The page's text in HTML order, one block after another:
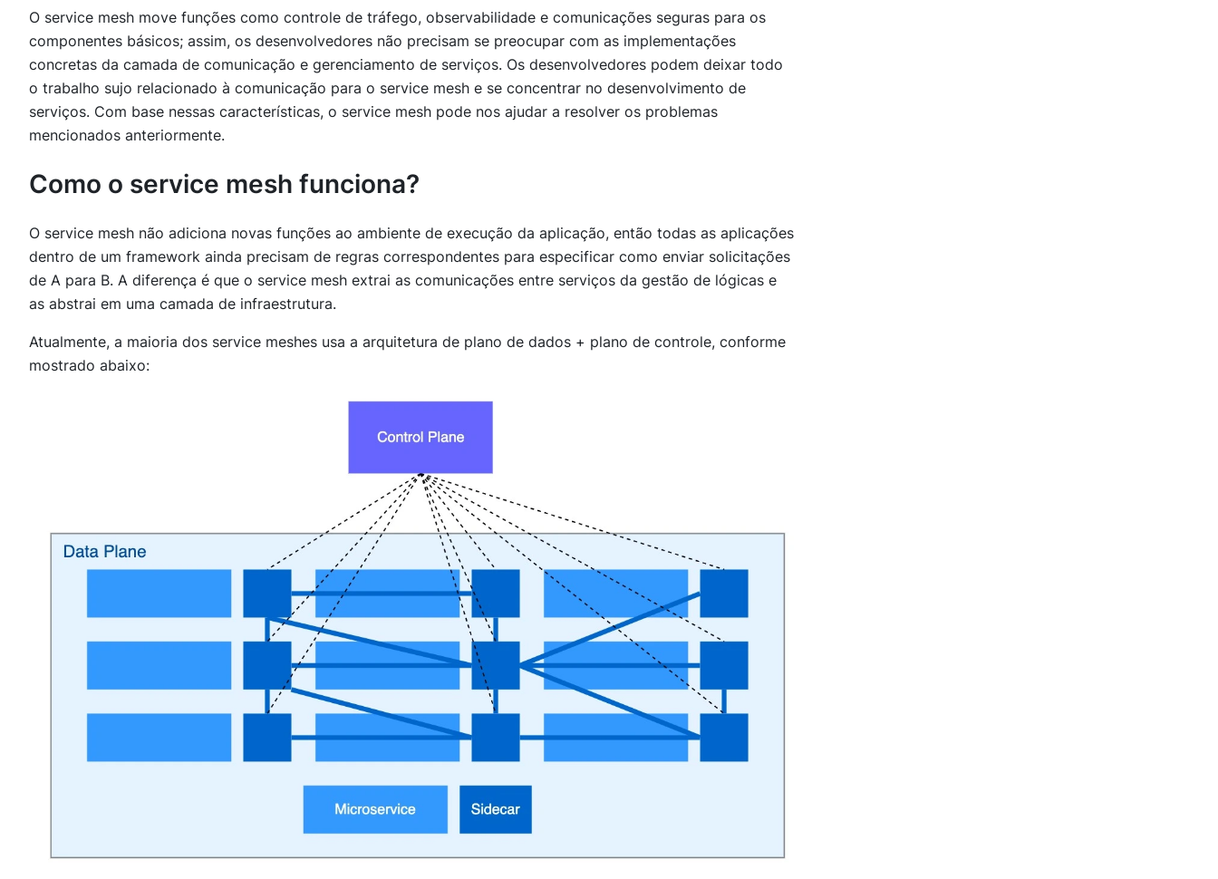
O service mesh move funções como controle de tráfego, observabilidade e comunicações seguras para os
componentes básicos; assim, os desenvolvedores não precisam se preocupar com as implementações
concretas da camada de comunicação e gerenciamento de serviços. Os desenvolvedores podem deixar todo
o trabalho sujo relacionado à comunicação para o service mesh e se concentrar no desenvolvimento de
serviços. Com base nessas características, o service mesh pode nos ajudar a resolver os problemas
mencionados anteriormente.
Como o service mesh funciona?
O service mesh não adiciona novas funções ao ambiente de execução da aplicação, então todas as aplicações
dentro de um framework ainda precisam de regras correspondentes para especificar como enviar solicitações
de A para B. A diferença é que o service mesh extrai as comunicações entre serviços da gestão de lógicas e
as abstrai em uma camada de infraestrutura.
Atualmente, a maioria dos service meshes usa a arquitetura de plano de dados + plano de controle, conforme
mostrado abaixo: